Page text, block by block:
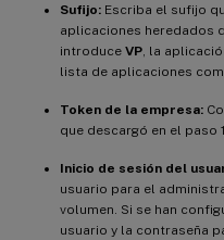
Sufijo: Escriba el sufijo
aplicaciones heredados
introduce VP, la
lista de aplicaciones
Token de la empresa:
que descargó en el paso
Inicio de sesión del
usuario para el
volumen. Si se han
usuario y la contraseña